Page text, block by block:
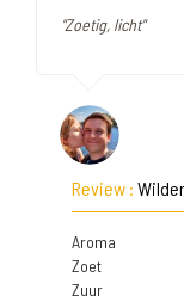
"Zoetig, licht"
Review :
Aroma
Zoet
Zuur